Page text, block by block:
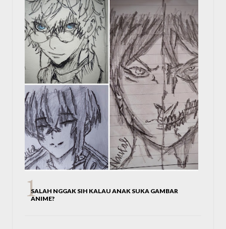
SALAH NGGAK SIH KALAU ANAK SUKA GAMBAR
ANIME?